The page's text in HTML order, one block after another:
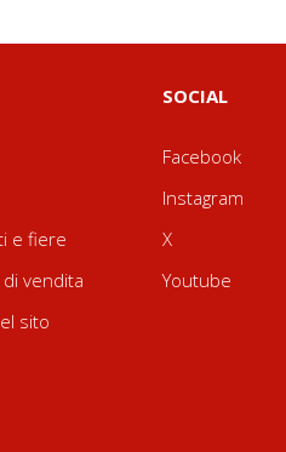
e fiere
vendita
sito
SOCIAL
Facebook
Instagram
X
Youtube